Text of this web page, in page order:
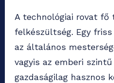
A technológiai rovat fő
felkészültség. Egy
az általános
vagyis az emberi
gazdaságilag hasznos